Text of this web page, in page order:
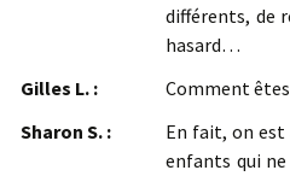
différents, de
hasard…
Gilles L. :
Comment
Sharon S. :
En fait, on est
enfants qui ne